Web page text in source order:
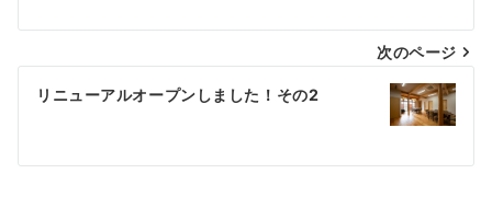
ビ
ゲ
シ
次のページ
リニューアルオープンしました！その2